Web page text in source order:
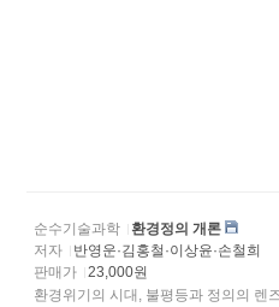
순수기술과학
환경정의 개론
저자
반영운·김홍철·이상윤·손철희
판매가
23,000원
환경위기의 시대, 불평등과 정의의 렌